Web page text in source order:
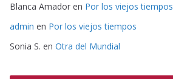
Blanca Amador en Por los viejos tiempos
admin en Por los viejos tiempos
Sonia S. en Otra del Mundial